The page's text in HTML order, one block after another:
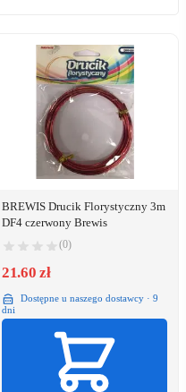
BREWIS Drucik Florystyczny 3m
DF4 czerwony Brewis
(0)
21.60 zł
Dostępne u naszego dostawcy · 9
dni